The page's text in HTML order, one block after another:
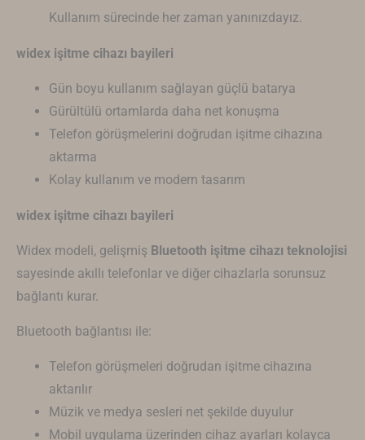
Kullanım sürecinde her zaman yanınızdayız.
widex işitme cihazı bayileri
Gün boyu kullanım sağlayan güçlü batarya
Gürültülü ortamlarda daha net konuşma
Telefon görüşmelerini doğrudan işitme cihazına
aktarma
Kolay kullanım ve modern tasarım
widex işitme cihazı bayileri
Widex modeli, gelişmiş Bluetooth işitme cihazı teknolojisi
sayesinde akıllı telefonlar ve diğer cihazlarla sorunsuz
bağlantı kurar.
Bluetooth bağlantısı ile:
Telefon görüşmeleri doğrudan işitme cihazına
aktarılır
Müzik ve medya sesleri net şekilde duyulur
Mobil uygulama üzerinden cihaz ayarları kolayca